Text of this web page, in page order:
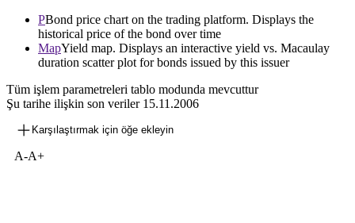
PBond price chart on the trading platform. Displays the
historical price of the bond over time
MapYield map. Displays an interactive yield vs. Macaulay
duration scatter plot for bonds issued by this issuer
Tüm işlem parametreleri tablo modunda mevcuttur
Şu tarihe ilişkin son veriler 15.11.2006
Karşılaştırmak için öğe ekleyin